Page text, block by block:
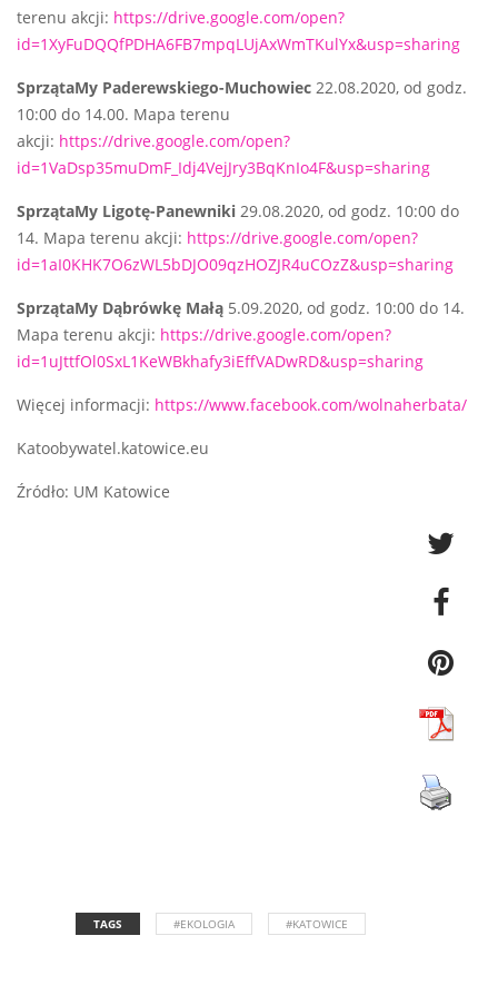
terenu akcji: https://drive.google.com/open?
id=1XyFuDQQfPDHA6FB7mpqLUjAxWmTKulYx&usp=sharing
SprzątaMy Paderewskiego-Muchowiec 22.08.2020, od godz.
10:00 do 14.00. Mapa terenu
akcji: https://drive.google.com/open?
id=1VaDsp35muDmF_Idj4VejJry3BqKnIo4F&usp=sharing
SprzątaMy Ligotę-Panewniki 29.08.2020, od godz. 10:00 do
14. Mapa terenu akcji: https://drive.google.com/open?
id=1aI0KHK7O6zWL5bDJO09qzHOZJR4uCOzZ&usp=sharing
SprzątaMy Dąbrówkę Małą 5.09.2020, od godz. 10:00 do 14.
Mapa terenu akcji: https://drive.google.com/open?
id=1uJttfOl0SxL1KeWBkhafy3iEffVADwRD&usp=sharing
Więcej informacji: https://www.facebook.com/wolnaherbata/
Katoobywatel.katowice.eu
Źródło: UM Katowice
TAGS #EKOLOGIA #KATOWICE